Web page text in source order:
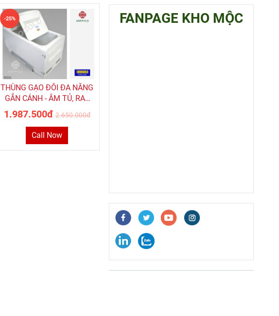
THÙNG GẠO ĐÔI ĐA NĂNG
GẮN CÁNH - ÂM TỦ, RAY
GIẢM CHẤN EUROGOLD
B331
1.987.500đ 2.650.000đ
-25%
Call Now
FANPAGE KHO MỘC